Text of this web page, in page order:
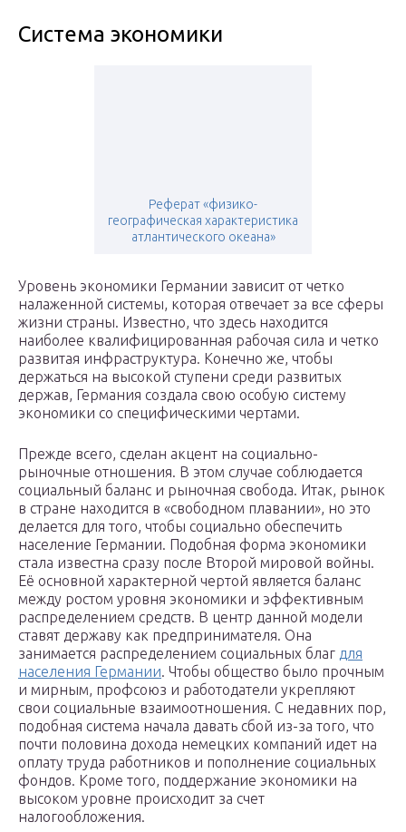
Система экономики
Реферат «физико-
географическая характеристика
атлантического океана»
Уровень экономики Германии зависит от четко
налаженной системы, которая отвечает за все сферы
жизни страны. Известно, что здесь находится
наиболее квалифицированная рабочая сила и четко
развитая инфраструктура. Конечно же, чтобы
держаться на высокой ступени среди развитых
держав, Германия создала свою особую систему
экономики со специфическими чертами.
Прежде всего, сделан акцент на социально-
рыночные отношения. В этом случае соблюдается
социальный баланс и рыночная свобода. Итак, рынок
в стране находится в «свободном плавании», но это
делается для того, чтобы социально обеспечить
население Германии. Подобная форма экономики
стала известна сразу после Второй мировой войны.
Её основной характерной чертой является баланс
между ростом уровня экономики и эффективным
распределением средств. В центр данной модели
ставят державу как предпринимателя. Она
занимается распределением социальных благ для
населения Германии. Чтобы общество было прочным
и мирным, профсоюз и работодатели укрепляют
свои социальные взаимоотношения. С недавних пор,
подобная система начала давать сбой из-за того, что
почти половина дохода немецких компаний идет на
оплату труда работников и пополнение социальных
фондов. Кроме того, поддержание экономики на
высоком уровне происходит за счет
налогообложения.